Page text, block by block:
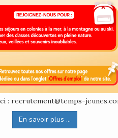
: recrutement@temps-
En savoir plus ...